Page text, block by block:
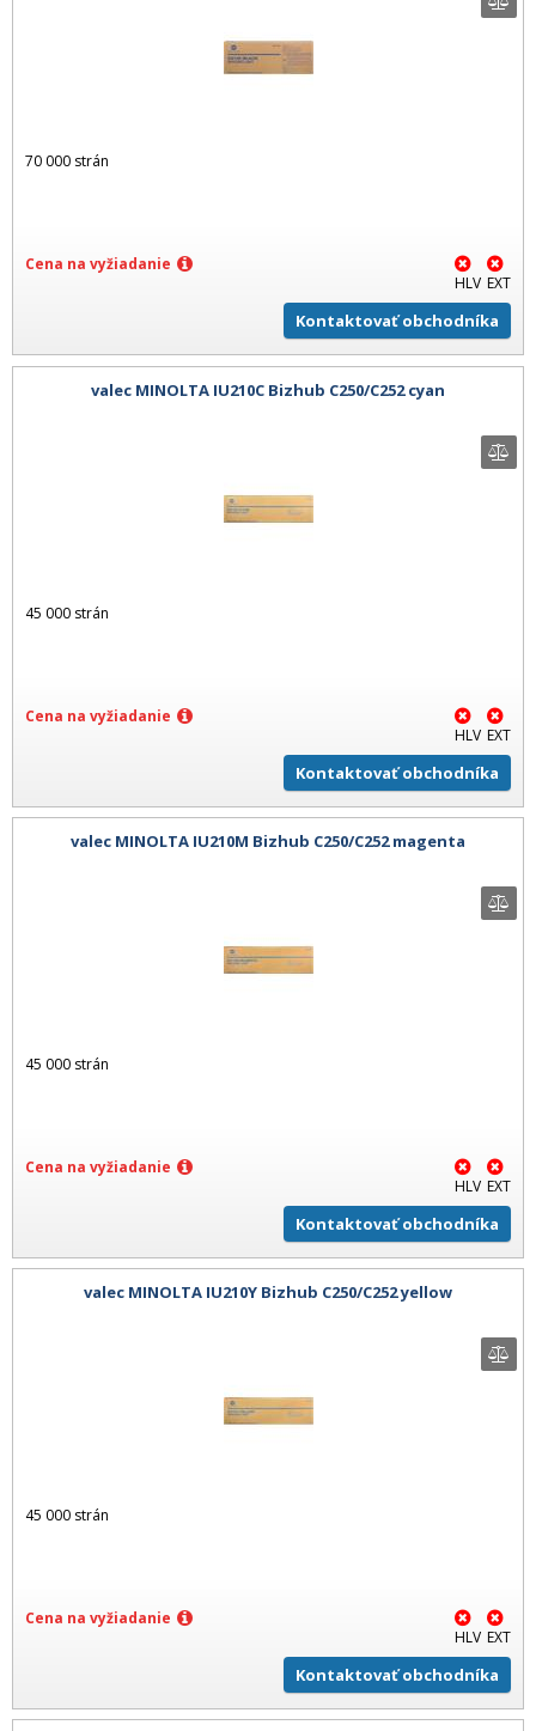
70 000 strán
Cena na vyžiadanie
HLV EXT
Kontaktovať obchodníka
valec MINOLTA IU210C Bizhub C250/C252 cyan
45 000 strán
Cena na vyžiadanie
HLV EXT
Kontaktovať obchodníka
valec MINOLTA IU210M Bizhub C250/C252 magenta
45 000 strán
Cena na vyžiadanie
HLV EXT
Kontaktovať obchodníka
valec MINOLTA IU210Y Bizhub C250/C252 yellow
45 000 strán
Cena na vyžiadanie
HLV EXT
Kontaktovať obchodníka